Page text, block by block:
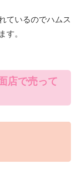
ているのでハムス
す。
店で売って